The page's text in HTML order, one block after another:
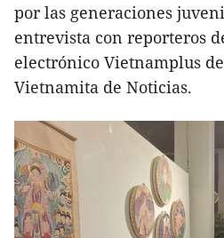
por las generaciones
entrevista con reporteros
electrónico Vietnamplus
Vietnamita de Noticias.